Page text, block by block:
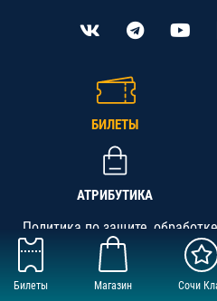
Билеты Магазин Сочи
БИЛЕТЫ
АТРИБУТИКА
Политика по защите,
АНО «СК «Кубань-